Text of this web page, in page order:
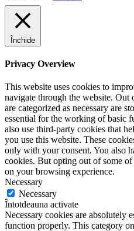
Închide
Privacy Overview
This website uses cookies to
navigate through the website. Out
are categorized as necessary are
essential for the working of basic
also use third-party cookies that
you use this website. These
only with your consent. You also
cookies. But opting out of some
on your browsing experience.
Necessary
Necessary
Întotdeauna activate
Necessary cookies are absolutely
function properly. This category